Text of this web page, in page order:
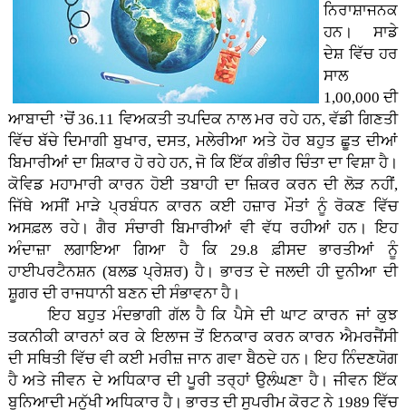
ਨਿਰਾਸ਼ਾਜਨਕ
ਹਨ। ਸਾਡੇ
ਦੇਸ਼ ਵਿੱਚ ਹਰ
ਸਾਲ
1,00,000 ਦੀ
ਆਬਾਦੀ ’ਚੋਂ 36.11 ਵਿਅਕਤੀ ਤਪਦਿਕ ਨਾਲ ਮਰ ਰਹੇ ਹਨ, ਵੱਡੀ ਗਿਣਤੀ
ਵਿੱਚ ਬੱਚੇ ਦਿਮਾਗੀ ਬੁਖਾਰ, ਦਸਤ, ਮਲੇਰੀਆ ਅਤੇ ਹੋਰ ਬਹੁਤ ਛੂਤ ਦੀਆਂ
ਬਿਮਾਰੀਆਂ ਦਾ ਸ਼ਿਕਾਰ ਹੋ ਰਹੇ ਹਨ, ਜੋ ਕਿ ਇੱਕ ਗੰਭੀਰ ਚਿੰਤਾ ਦਾ ਵਿਸ਼ਾ ਹੈ।
ਕੋਵਿਡ ਮਹਾਮਾਰੀ ਕਾਰਨ ਹੋਈ ਤਬਾਹੀ ਦਾ ਜ਼ਿਕਰ ਕਰਨ ਦੀ ਲੋੜ ਨਹੀਂ,
ਜਿੱਥੇ ਅਸੀਂ ਮਾੜੇ ਪ੍ਰਬੰਧਨ ਕਾਰਨ ਕਈ ਹਜ਼ਾਰ ਮੌਤਾਂ ਨੂੰ ਰੋਕਣ ਵਿੱਚ
ਅਸਫ਼ਲ ਰਹੇ। ਗੈਰ ਸੰਚਾਰੀ ਬਿਮਾਰੀਆਂ ਵੀ ਵੱਧ ਰਹੀਆਂ ਹਨ। ਇਹ
ਅੰਦਾਜ਼ਾ ਲਗਾਇਆ ਗਿਆ ਹੈ ਕਿ 29.8 ਫ਼ੀਸਦ ਭਾਰਤੀਆਂ ਨੂੰ
ਹਾਈਪਰਟੈਨਸ਼ਨ (ਬਲਡ ਪ੍ਰੇਸ਼ਰ) ਹੈ। ਭਾਰਤ ਦੇ ਜਲਦੀ ਹੀ ਦੁਨੀਆ ਦੀ
ਸ਼ੂਗਰ ਦੀ ਰਾਜਧਾਨੀ ਬਣਨ ਦੀ ਸੰਭਾਵਨਾ ਹੈ।
ਇਹ ਬਹੁਤ ਮੰਦਭਾਗੀ ਗੱਲ ਹੈ ਕਿ ਪੈਸੇ ਦੀ ਘਾਟ ਕਾਰਨ ਜਾਂ ਕੁਝ
ਤਕਨੀਕੀ ਕਾਰਨਾਂ ਕਰ ਕੇ ਇਲਾਜ ਤੋਂ ਇਨਕਾਰ ਕਰਨ ਕਾਰਨ ਐਮਰਜੈਂਸੀ
ਦੀ ਸਥਿਤੀ ਵਿੱਚ ਵੀ ਕਈ ਮਰੀਜ਼ ਜਾਨ ਗਵਾ ਬੈਠਦੇ ਹਨ। ਇਹ ਨਿੰਦਣਯੋਗ
ਹੈ ਅਤੇ ਜੀਵਨ ਦੇ ਅਧਿਕਾਰ ਦੀ ਪੂਰੀ ਤਰ੍ਹਾਂ ਉਲੰਘਣਾ ਹੈ। ਜੀਵਨ ਇੱਕ
ਬੁਨਿਆਦੀ ਮਨੁੱਖੀ ਅਧਿਕਾਰ ਹੈ। ਭਾਰਤ ਦੀ ਸੁਪਰੀਮ ਕੋਰਟ ਨੇ 1989 ਵਿੱਚ